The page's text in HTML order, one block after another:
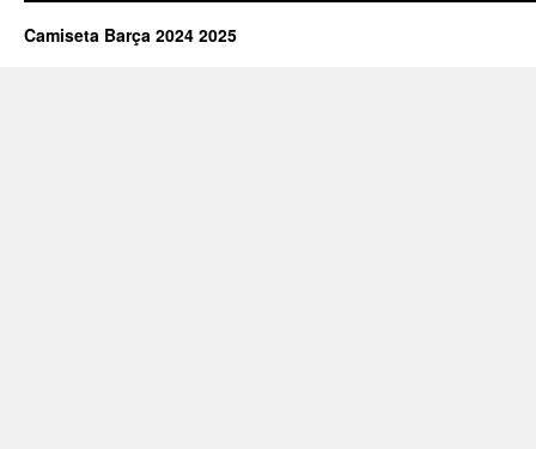
Camiseta Barça 2024 2025